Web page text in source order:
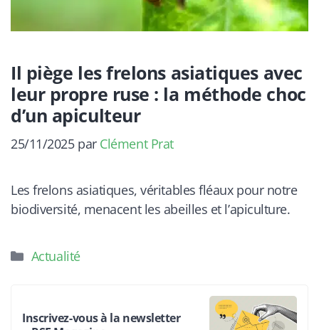
Il piège les frelons asiatiques avec
leur propre ruse : la méthode choc
d’un apiculteur
25/11/2025 par Clément Prat
Les frelons asiatiques, véritables fléaux pour notre
biodiversité, menacent les abeilles et l’apiculture.
Catégories
Actualité
Inscrivez-vous à la newsletter